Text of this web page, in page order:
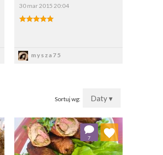
30 mar 2015 20:04
mysza75
Sortuj wg: Daty ▾
7
Dodaj do ulubionych
Wybierz listę: